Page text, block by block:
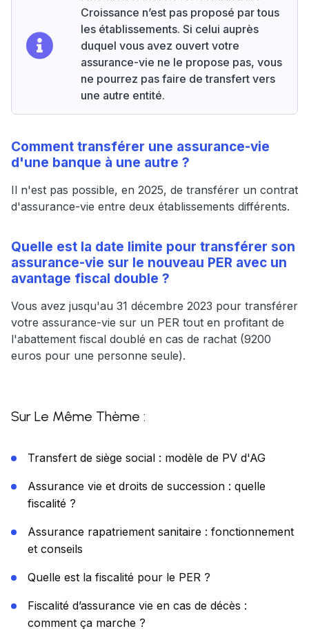
Croissance n’est pas proposé par tous
les établissements. Si celui auprès
duquel vous avez ouvert votre
assurance-vie ne le propose pas, vous
ne pourrez pas faire de transfert vers
une autre entité.
Comment transférer une assurance-vie
d'une banque à une autre ?
Il n'est pas possible, en 2025, de transférer un contrat
d'assurance-vie entre deux établissements différents.
Quelle est la date limite pour transférer son
assurance-vie sur le nouveau PER avec un
avantage fiscal double ?
Vous avez jusqu'au 31 décembre 2023 pour transférer
votre assurance-vie sur un PER tout en profitant de
l'abattement fiscal doublé en cas de rachat (9200
euros pour une personne seule).
Sur Le Même Thème :
Transfert de siège social : modèle de PV d'AG
Assurance vie et droits de succession : quelle
fiscalité ?
Assurance rapatriement sanitaire : fonctionnement
et conseils
Quelle est la fiscalité pour le PER ?
Fiscalité d’assurance vie en cas de décès :
comment ça marche ?